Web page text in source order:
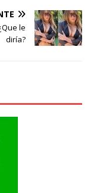
le
diría?